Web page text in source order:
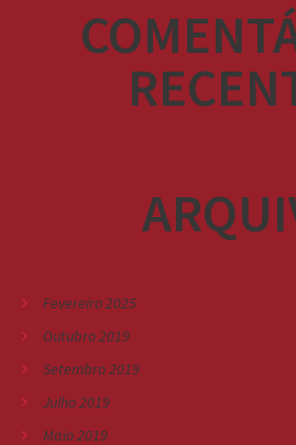
Fevereiro 2025
Outubro 2019
Setembro 2019
Julho 2019
Maio 2019